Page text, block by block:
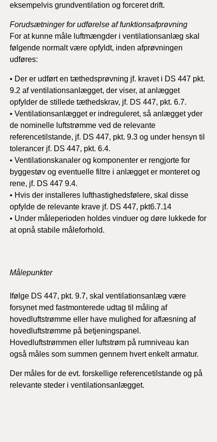
eksempelvis grundventilation og forceret drift.
Forudsætninger for udførelse af funktionsafprøvning
For at kunne måle luftmængder i ventilationsanlæg skal
følgende normalt være opfyldt, inden afprøvningen
udføres:
• Der er udført en tæthedsprøvning jf. kravet i DS 447 pkt.
9.2 af ventilationsanlægget, der viser, at anlægget
opfylder de stillede tæthedskrav, jf. DS 447, pkt. 6.7.
• Ventilationsanlægget er indreguleret, så anlægget yder
de nominelle luftstrømme ved de relevante
referencetilstande, jf. DS 447, pkt. 9.3 og under hensyn til
tolerancer jf. DS 447, pkt. 6.4.
• Ventilationskanaler og komponenter er rengjorte for
byggestøv og eventuelle filtre i anlægget er monteret og
rene, jf. DS 447 9.4.
• Hvis der installeres lufthastighedsfølere, skal disse
opfylde de relevante krave jf. DS 447, pkt6.7.14
• Under måleperioden holdes vinduer og døre lukkede for
at opnå stabile måleforhold.
Målepunkter
Ifølge DS 447, pkt. 9.7, skal ventilationsanlæg være
forsynet med fastmonterede udtag til måling af
hovedluftstrømme eller have mulighed for aflæsning af
hovedluftstrømme på betjeningspanel.
Hovedluftstrømmen eller luftstrøm på rumniveau kan
også måles som summen gennem hvert enkelt armatur.
Der måles for de evt. forskellige referencetilstande og på
relevante steder i ventilationsanlægget.